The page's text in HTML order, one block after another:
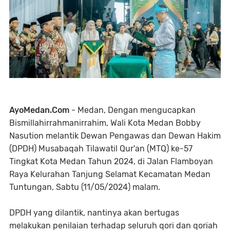
AyoMedan.Com - Medan, Dengan mengucapkan
Bismillahirrahmanirrahim, Wali Kota Medan Bobby
Nasution melantik Dewan Pengawas dan Dewan Hakim
(DPDH) Musabaqah Tilawatil Qur'an (MTQ) ke-57
Tingkat Kota Medan Tahun 2024, di Jalan Flamboyan
Raya Kelurahan Tanjung Selamat Kecamatan Medan
Tuntungan, Sabtu (11/05/2024) malam.
DPDH yang dilantik, nantinya akan bertugas
melakukan penilaian terhadap seluruh qori dan qoriah